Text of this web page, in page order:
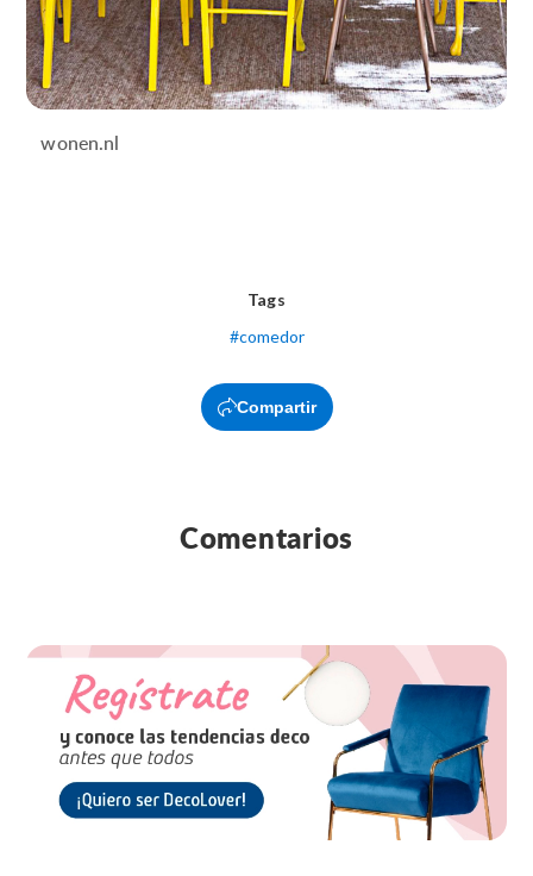
wonen.nl
Tags
#comedor
Compartir
Comentarios